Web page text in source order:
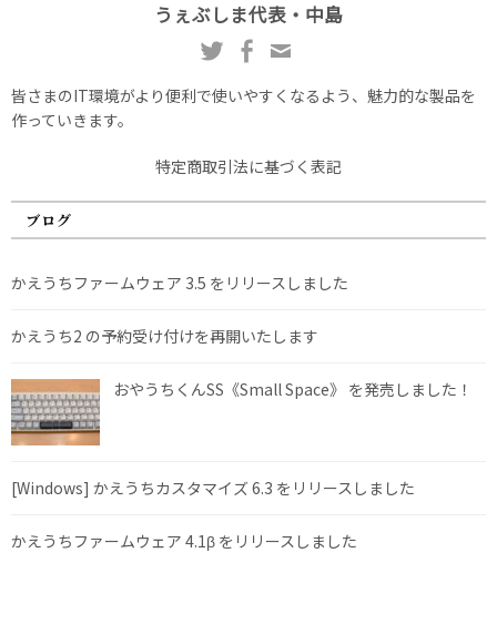
うぇぶしま代表・中島
皆さまのIT環境がより便利で使いやすくなるよう、魅力的な製品を
作っていきます。
特定商取引法に基づく表記
ブログ
かえうちファームウェア 3.5 をリリースしました
かえうち2 の予約受け付けを再開いたします
おやうちくんSS《Small Space》 を発売しました！
[Windows] かえうちカスタマイズ 6.3 をリリースしました
かえうちファームウェア 4.1β をリリースしました